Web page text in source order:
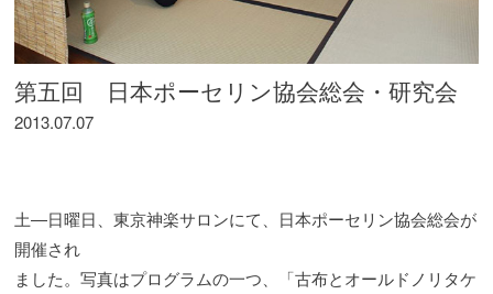
第五回 日本ポーセリン協会総会・研究会
2013.07.07
土―日曜日、東京神楽サロンにて、日本ポーセリン協会総会が
開催され
ました。写真はプログラムの一つ、「古布とオールドノリタケ